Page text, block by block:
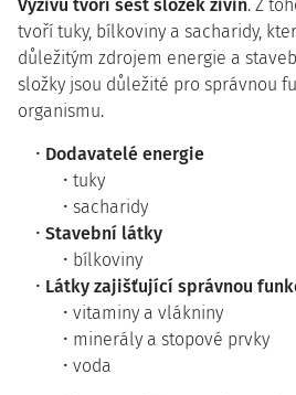
Výživu tvoří šest složek živin. Z
tvoří tuky, bílkoviny a sacharidy,
důležitým zdrojem energie a
složky jsou důležité pro správnou
organismu.
Dodavatelé energie
tuky
sacharidy
Stavební látky
bílkoviny
Látky zajišťující správnou
vitaminy a vlákniny
minerály a stopové prvky
voda